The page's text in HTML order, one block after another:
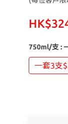
750ml/支 :
一套3支